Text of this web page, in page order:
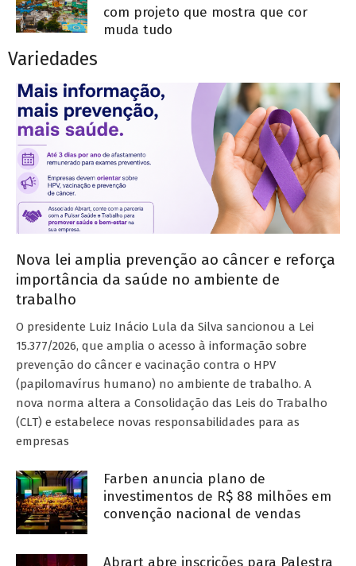
com projeto que mostra que cor
muda tudo
Variedades
Nova lei amplia prevenção ao câncer e reforça
importância da saúde no ambiente de
trabalho
O presidente Luiz Inácio Lula da Silva sancionou a Lei
15.377/2026, que amplia o acesso à informação sobre
prevenção do câncer e vacinação contra o HPV
(papilomavírus humano) no ambiente de trabalho. A
nova norma altera a Consolidação das Leis do Trabalho
(CLT) e estabelece novas responsabilidades para as
empresas
Farben anuncia plano de
investimentos de R$ 88 milhões em
convenção nacional de vendas